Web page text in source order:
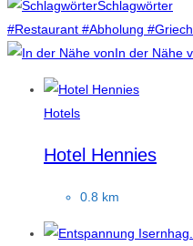
Schlagwörter
#Restaurant #Abholung
In der Nähe
Hotels
Hotel Hennies
0.8 km